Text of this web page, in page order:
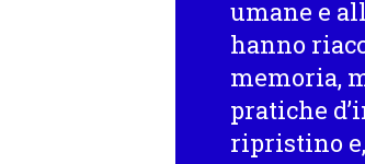
umane e
hanno
memoria,
pratiche
ripristino